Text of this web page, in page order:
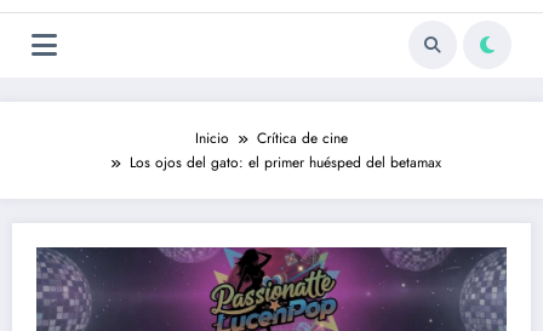
Inicio
Crítica de cine
Los ojos del gato: el primer huésped del betamax